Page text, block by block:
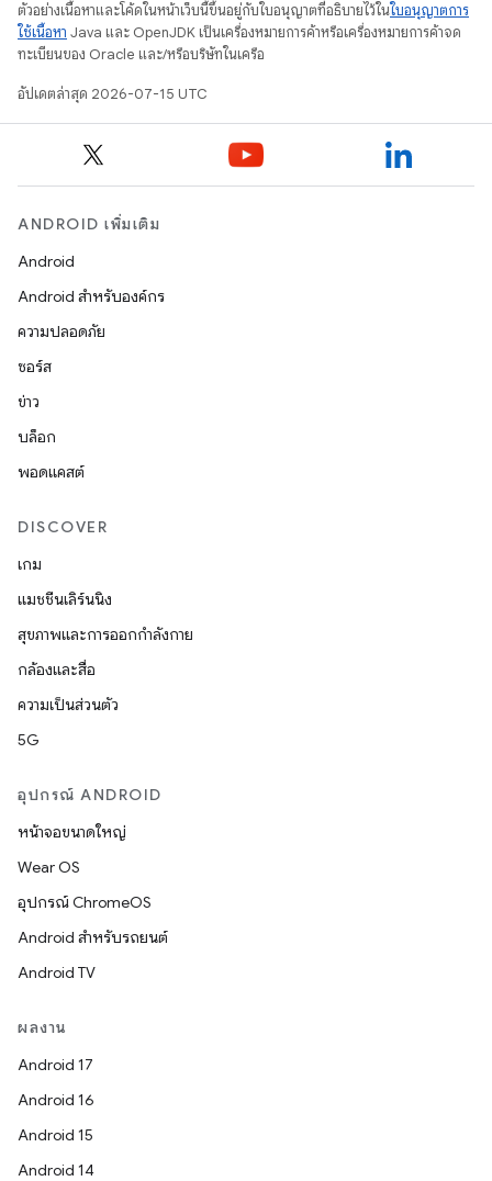
ตัวอย่างเนื้อหาและโค้ดในหน้าเว็บนี้ขึ้นอยู่กับใบอนุญาตที่อธิบายไว้ในใบอนุญาตการ
ใช้เนื้อหา Java และ OpenJDK เป็นเครื่องหมายการค้าหรือเครื่องหมายการค้าจด
ทะเบียนของ Oracle และ/หรือบริษัทในเครือ
อัปเดตล่าสุด 2026-07-15 UTC
ANDROID เพิ่มเติม
Android
Android สำหรับองค์กร
ความปลอดภัย
ซอร์ส
ข่าว
บล็อก
พอดแคสต์
DISCOVER
เกม
แมชชีนเลิร์นนิง
สุขภาพและการออกกำลังกาย
กล้องและสื่อ
ความเป็นส่วนตัว
5G
อุปกรณ์ ANDROID
หน้าจอขนาดใหญ่
Wear OS
อุปกรณ์ ChromeOS
Android สำหรับรถยนต์
Android TV
ผลงาน
Android 17
Android 16
Android 15
Android 14